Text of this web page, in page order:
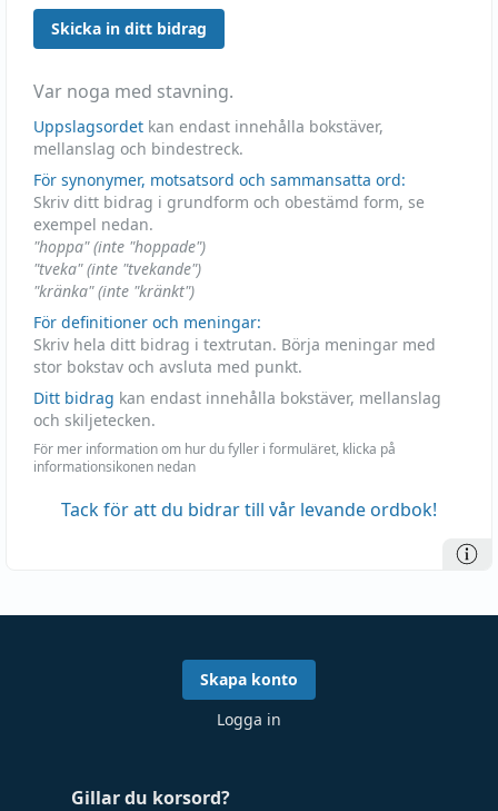
Skicka in ditt bidrag
Var noga med stavning.
Uppslagsordet kan endast innehålla bokstäver,
mellanslag och bindestreck.
För synonymer, motsatsord och sammansatta ord:
Skriv ditt bidrag i grundform och obestämd form, se
exempel nedan.
"hoppa" (inte "hoppade")
"tveka" (inte "tvekande")
"kränka" (inte "kränkt")
För definitioner och meningar:
Skriv hela ditt bidrag i textrutan. Börja meningar med
stor bokstav och avsluta med punkt.
Ditt bidrag kan endast innehålla bokstäver, mellanslag
och skiljetecken.
För mer information om hur du fyller i formuläret, klicka på
informationsikonen nedan
Tack för att du bidrar till vår levande ordbok!
Gillar du korsord?
Skapa konto
Logga in